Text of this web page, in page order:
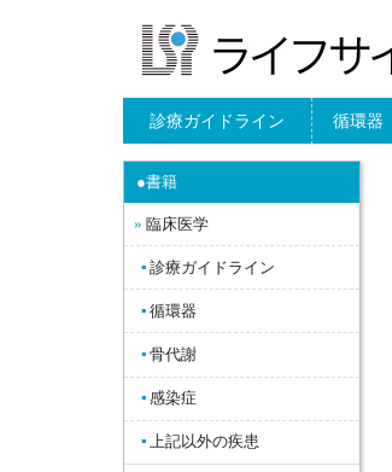
診療ガイドライン 循環器
●書籍
臨床医学
診療ガイドライン
循環器
骨代謝
感染症
上記以外の疾患